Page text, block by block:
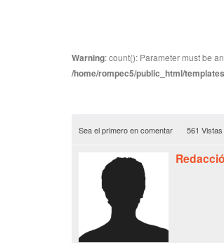
Warning: count(): Parameter must be
/home/rompec5/public_html/
Sea el primero en comentar 561 Vistas